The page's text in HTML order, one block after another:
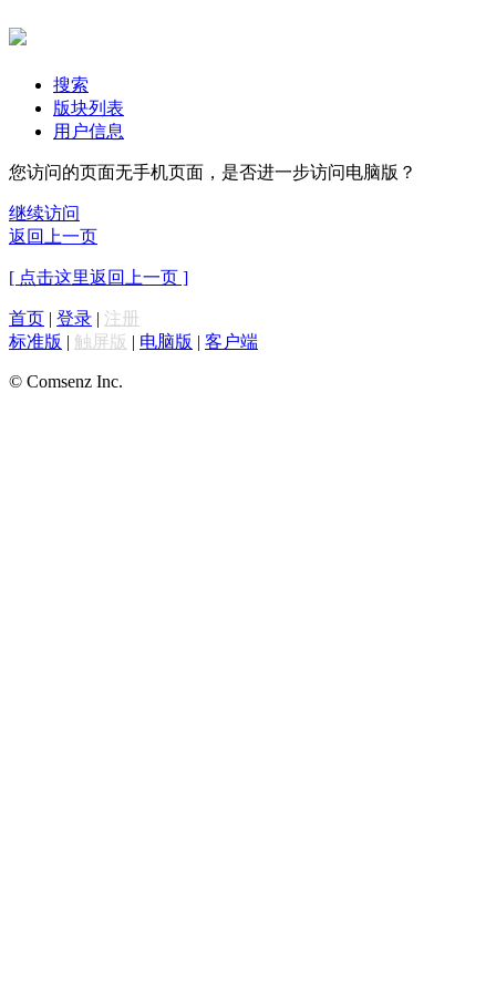
搜索
版块列表
用户信息
您访问的页面无手机页面，是否进一步访问电脑版？
继续访问
返回上一页
[ 点击这里返回上一页 ]
首页 | 登录 | 注册
标准版 | 触屏版 | 电脑版 | 客户端
© Comsenz Inc.